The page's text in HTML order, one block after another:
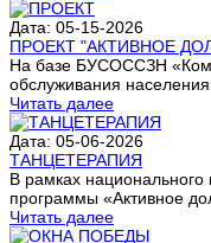
Дата: 05-15-2026
ПРОЕКТ "АКТИВНОЕ
На базе БУСОССЗН
обслуживания
Читать далее
Дата: 05-06-2026
ТАНЦЕТЕРАПИЯ
В рамках
программы «Активное
Читать далее